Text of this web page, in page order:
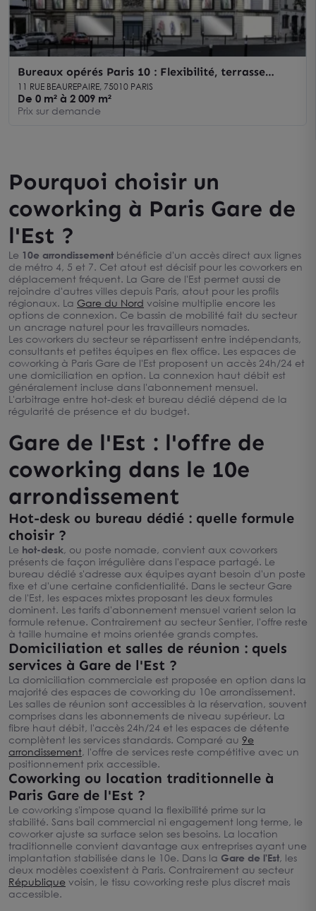
Bureaux opérés Paris 10 : Flexibilité, terrasse
extérieure, PMR
11 RUE BEAUREPAIRE, 75010 PARIS
De 0 m² à 2 009 m²
Prix sur demande
Pourquoi choisir un
coworking à Paris Gare de
l'Est ?
Le 10e arrondissement bénéficie d'un accès direct aux lignes
de métro 4, 5 et 7. Cet atout est décisif pour les coworkers en
déplacement fréquent. La Gare de l'Est permet aussi de
rejoindre d'autres villes depuis Paris, atout pour les profils
régionaux. La Gare du Nord voisine multiplie encore les
options de connexion. Ce bassin de mobilité fait du secteur
un ancrage naturel pour les travailleurs nomades.
Les coworkers du secteur se répartissent entre indépendants,
consultants et petites équipes en flex office. Les espaces de
coworking à Paris Gare de l'Est proposent un accès 24h/24 et
une domiciliation en option. La connexion haut débit est
généralement incluse dans l'abonnement mensuel.
L'arbitrage entre hot-desk et bureau dédié dépend de la
régularité de présence et du budget.
Gare de l'Est : l'offre de
coworking dans le 10e
arrondissement
Hot-desk ou bureau dédié : quelle formule
choisir ?
Le hot-desk, ou poste nomade, convient aux coworkers
présents de façon irrégulière dans l'espace partagé. Le
bureau dédié s'adresse aux équipes ayant besoin d'un poste
fixe et d'une certaine confidentialité. Dans le secteur Gare
de l'Est, les espaces mixtes proposant les deux formules
dominent. Les tarifs d'abonnement mensuel varient selon la
formule retenue. Contrairement au secteur Sentier, l'offre reste
à taille humaine et moins orientée grands comptes.
Domiciliation et salles de réunion : quels
services à Gare de l'Est ?
La domiciliation commerciale est proposée en option dans la
majorité des espaces de coworking du 10e arrondissement.
Les salles de réunion sont accessibles à la réservation, souvent
comprises dans les abonnements de niveau supérieur. La
fibre haut débit, l'accès 24h/24 et les espaces de détente
complètent les services standards. Comparé au 9e
arrondissement, l'offre de services reste compétitive avec un
positionnement prix accessible.
Coworking ou location traditionnelle à
Paris Gare de l'Est ?
Le coworking s'impose quand la flexibilité prime sur la
stabilité. Sans bail commercial ni engagement long terme, le
coworker ajuste sa surface selon ses besoins. La location
traditionnelle convient davantage aux entreprises ayant une
implantation stabilisée dans le 10e. Dans la Gare de l'Est, les
deux modèles coexistent à Paris. Contrairement au secteur
République voisin, le tissu coworking reste plus discret mais
accessible.